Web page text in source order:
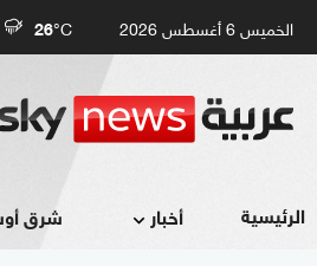
الخميس 6 أغسطس 2026 26°C
الرئيسية أخبار شرق